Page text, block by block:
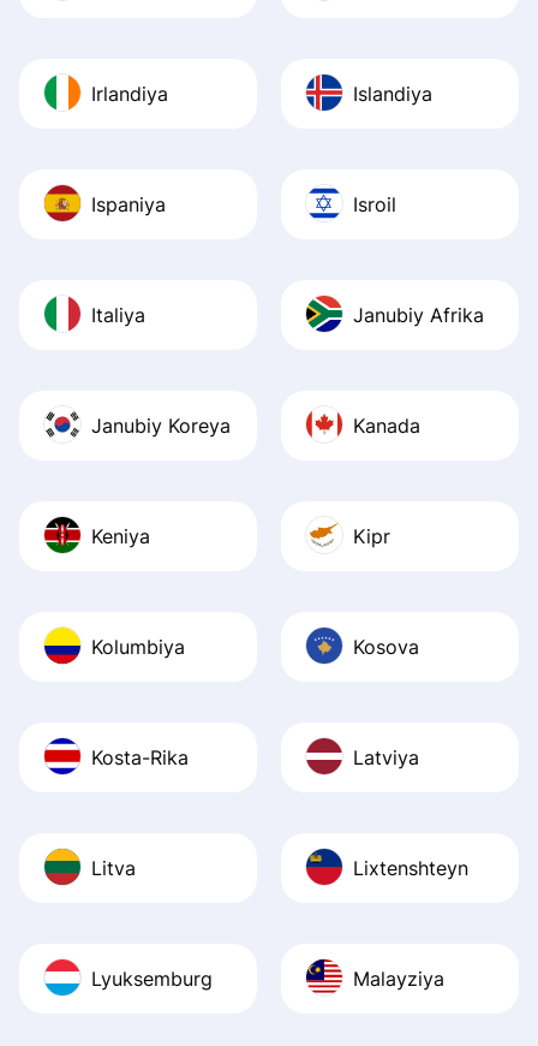
Irlandiya Islandiya
Ispaniya Isroil
Italiya Janubiy Afrika
Janubiy Koreya Kanada
Keniya Kipr
Kolumbiya Kosova
Kosta-Rika Latviya
Litva Lixtenshteyn
Lyuksemburg Malayziya